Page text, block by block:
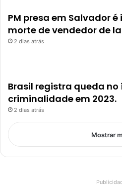
PM presa em Salvador
morte de vendedor de
2 dias atrás
Brasil registra queda no
criminalidade em 2023.
2 dias atrás
Mostrar